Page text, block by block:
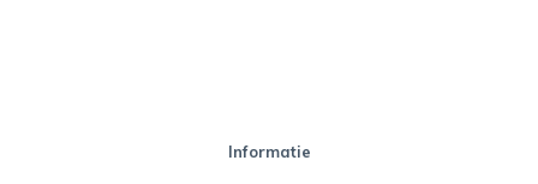
Informatie